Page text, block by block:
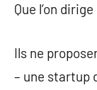
Que l’on
Ils ne
– une startup